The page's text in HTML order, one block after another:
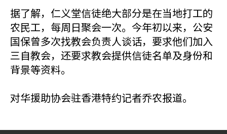
据了解，仁义堂信徒绝大部分是在当地打工的
农民工，每周日聚会一次。今年初以来，公安
国保曾多次找教会负责人谈话，要求他们加入
三自教会，还要求教会提供信徒名单及身份和
背景等资料。
对华援助协会驻香港特约记者乔农报道。